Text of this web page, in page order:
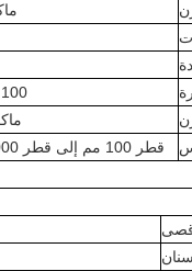
ماكس 120
100 ملم كحد أدنى حتى 16000 ملم.
ماكس 120 طن
قطر 100 مم إلى قطر 16000 مم ، 10 وحدة إلى 70 وحدة